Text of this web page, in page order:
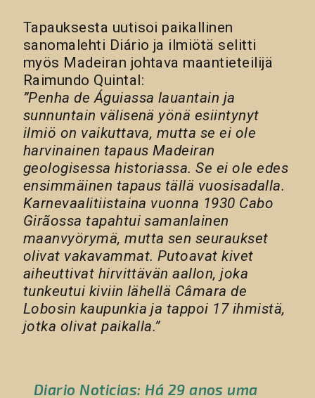
Tapauksesta uutisoi paikallinen
sanomalehti Diário ja ilmiötä selitti
myös Madeiran johtava maantieteilijä
Raimundo Quintal:
”Penha de Águiassa lauantain ja
sunnuntain välisenä yönä esiintynyt
ilmiö on vaikuttava, mutta se ei ole
harvinainen tapaus Madeiran
geologisessa historiassa. Se ei ole edes
ensimmäinen tapaus tällä vuosisadalla.
Karnevaalitiistaina vuonna 1930 Cabo
Girãossa tapahtui samanlainen
maanvyörymä, mutta sen seuraukset
olivat vakavammat. Putoavat kivet
aiheuttivat hirvittävän aallon, joka
tunkeutui kiviin lähellä Câmara de
Lobosin kaupunkia ja tappoi 17 ihmistä,
jotka olivat paikalla.”
Diario Noticias: Há 29 anos uma